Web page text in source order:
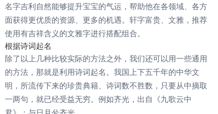
名字吉利自然能够提升宝宝的气运，帮助他在各领域、各方
面获得更优质的资源、更多的机遇。轩字富贵、文雅，推荐
使用有吉祥含义的文雅字进行搭配组合。
根据诗词起名
除了以上几种比较实际的方法之外，我们还可以用一些通用
的方法，那就是利用诗词起名。我国上下五千年的中华文
明，所流传下来的珍贵典籍、诗词数不胜数，只要从中摘取
一两句，就已经受益无穷。例如齐光，出自《九歌云中